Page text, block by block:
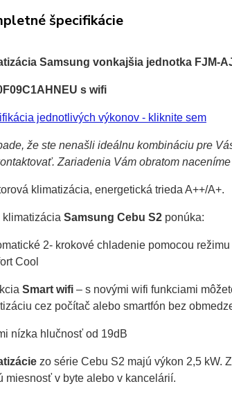
špecifikácie
Samsung vonkajšia jednotka FJM-
s wifi
jednotlivých výkonov - kliknite sem
že ste nenašli ideálnu kombináciu pre
Zariadenia Vám obratom
klimatizácia, energetická trieda A++/A+.
klimatizácia Samsung Cebu S2 ponúka:
2- krokové chladenie pomocou
Cool
Smart wifi– s novými wifi funkciami
cez počítač alebo smartfón bez
nízka hlučnosť od 19dB
zo série Cebu S2 majú výkon 2,5 kW.
miesnosť v byte alebo v kancelárií.